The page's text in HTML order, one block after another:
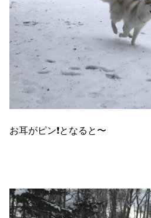
お耳がピン❗️となると〜